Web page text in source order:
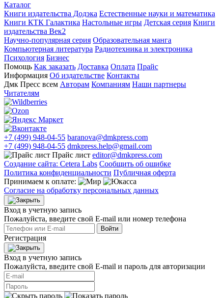
Каталог
Книги издательства Додэка Естественные науки и математика
Книги КТК Галактика Настольные игры Детская серия Книги
издательства Век2
Научно-популярная серия Образовательная манга
Компьютерная литература Радиотехника и электроника
Психология Бизнес
Помощь Как заказать Доставка Оплата Прайс
Информация Об издательстве Контакты
Дмк Пресс всем Авторам Компаниям Наши партнеры
Читателям
+7 (499) 948-04-55 baranova@dmkpress.com
+7 (499) 948-04-55 dmkpress.help@gmail.com
Прайс лист editor@dmkpress.com
Создание сайта: Cetera Labs Сообщить об ошибке
Политика конфиденциальности Публичная оферта
Принимаем к оплате:
Согласие на обработку персональных данных
Вход в учетную запись
Пожалуйста, введите свой E‑mail или номер телефона
Войти
Регистрация
Вход в учетную запись
Пожалуйста, введите свой E‑mail и пароль для авторизации